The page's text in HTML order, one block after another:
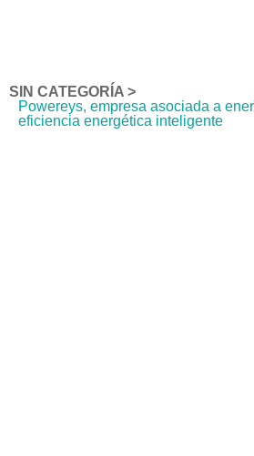
SIN CATEGORÍA >
Powereys, empresa asociada a
eficiencia energética inteligente